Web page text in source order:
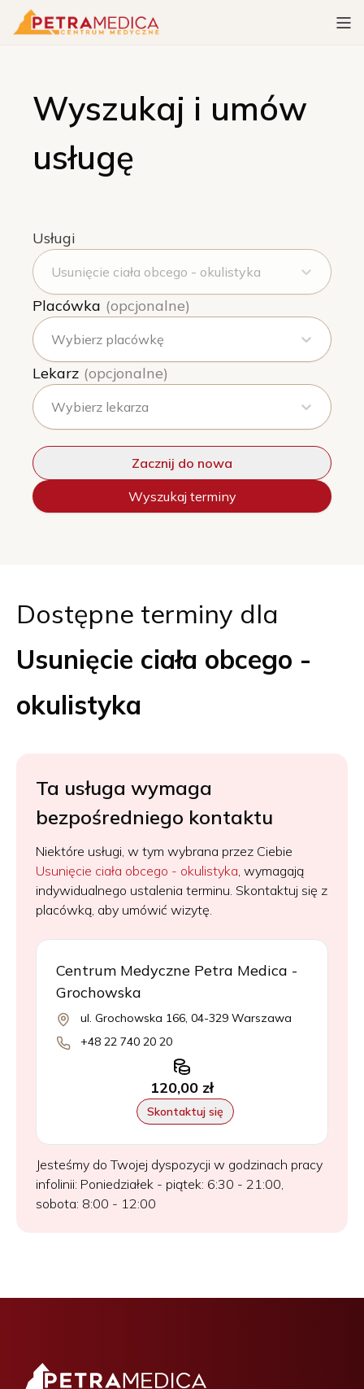
Wyszukaj i umów
usługę
Usługi
Usunięcie ciała obcego - okulistyka
Placówka (opcjonalne)
Wybierz placówkę
Lekarz (opcjonalne)
Wybierz lekarza
Zacznij do nowa
Wyszukaj terminy
Dostępne terminy dla
Usunięcie ciała obcego -
okulistyka
Ta usługa wymaga
bezpośredniego kontaktu
Niektóre usługi, w tym wybrana przez Ciebie
Usunięcie ciała obcego - okulistyka, wymagają
indywidualnego ustalenia terminu. Skontaktuj się z
placówką, aby umówić wizytę.
Centrum Medyczne Petra Medica -
Grochowska
ul. Grochowska 166, 04-329 Warszawa
+48 22 740 20 20
120,00 zł
Skontaktuj się
Jesteśmy do Twojej dyspozycji w godzinach pracy
infolinii: Poniedziałek - piątek: 6:30 - 21:00,
sobota: 8:00 - 12:00